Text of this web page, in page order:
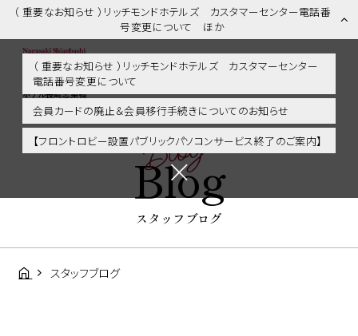
（ 重要なお知らせ ）リッチモンドホテルズ カスタマーセンター電話番
号変更について ほか
（ 重要なお知らせ ）リッチモンドホテルズ カスタマーセンター
電話番号変更について
会員カードの廃止＆会員移行手続きについてのお知らせ
【フロントロビー設置パブリックパソコンサービス終了のご案内】
スタッフブログ | 長崎市内・観光・グルメに好アクセス！リッチモンド
ホテル長崎思案橋
Blog
Blog
スタッフブログ
スタッフブログ